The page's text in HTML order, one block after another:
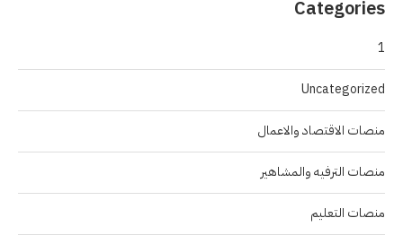
Categories
1
Uncategorized
منصات الاقتصاد والاعمال
منصات الترفيه والمشاهير
منصات التعليم